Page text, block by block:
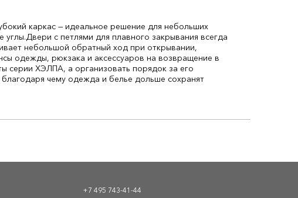
каркас — идеальное решение для небольших
углы.Двери с петлями для плавного закрывания всегда
небольшой обратный ход при открывании,
одежды, рюкзака и аксессуаров на возвращение в
серии ХЭЛПА, а организовать порядок за его
чему одежда и белье дольше сохранят
+7 495 743-41-44